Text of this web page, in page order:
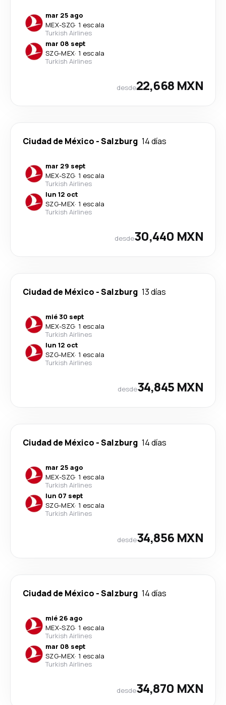
mar 25 ago
MEX-SZG· 1 escala
Turkish Airlines
mar 08 sept
SZG-MEX· 1 escala
Turkish Airlines
desde22,668 MXN
Ciudad de México -Salzburg 14 días
mar 29 sept
MEX-SZG· 1 escala
Turkish Airlines
lun 12 oct
SZG-MEX· 1 escala
Turkish Airlines
desde30,440 MXN
Ciudad de México -Salzburg 13 días
mié 30 sept
MEX-SZG· 1 escala
Turkish Airlines
lun 12 oct
SZG-MEX· 1 escala
Turkish Airlines
desde34,845 MXN
Ciudad de México -Salzburg 14 días
mar 25 ago
MEX-SZG· 1 escala
Turkish Airlines
lun 07 sept
SZG-MEX· 1 escala
Turkish Airlines
desde34,856 MXN
Ciudad de México -Salzburg 14 días
mié 26 ago
MEX-SZG· 1 escala
Turkish Airlines
mar 08 sept
SZG-MEX· 1 escala
Turkish Airlines
desde34,870 MXN